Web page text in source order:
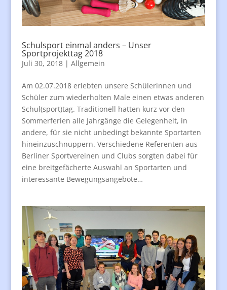
Schulsport einmal anders – Unser
Sportprojekttag 2018
Juli 30, 2018| Allgemein
Am 02.07.2018 erlebten unsere Schülerinnen und
Schüler zum wiederholten Male einen etwas anderen
Schul(sport)tag. Traditionell hatten kurz vor den
Sommerferien alle Jahrgänge die Gelegenheit, in
andere, für sie nicht unbedingt bekannte Sportarten
hineinzuschnuppern. Verschiedene Referenten aus
Berliner Sportvereinen und Clubs sorgten dabei für
eine breitgefächerte Auswahl an Sportarten und
interessante Bewegungsangebote…